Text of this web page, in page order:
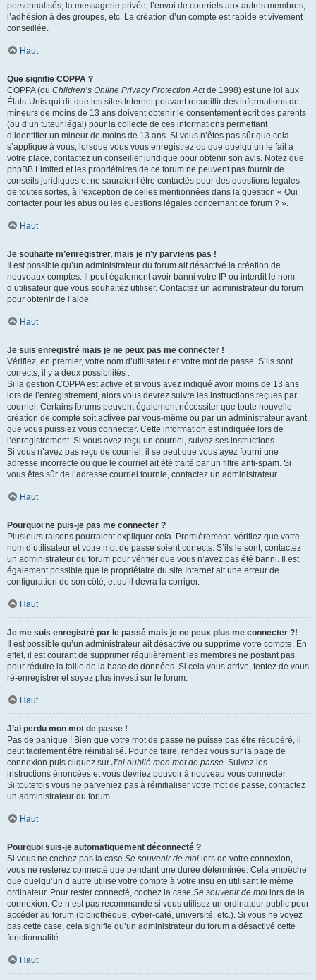
personnalisés, la messagerie privée, l’envoi de courriels aux autres membres,
l’adhésion à des groupes, etc. La création d’un compte est rapide et vivement
conseillée.
Haut
Que signifie COPPA ?
COPPA (ou Children’s Online Privacy Protection Actde 1998) est une loi aux
États-Unis qui dit que les sites Internet pouvant recueillir des informations de
mineurs de moins de 13 ans doivent obtenir le consentement écrit des parents
(ou d’un tuteur légal) pour la collecte de ces informations permettant
d’identifier un mineur de moins de 13 ans. Si vous n’êtes pas sûr que cela
s’applique à vous, lorsque vous vous enregistrez ou que quelqu’un le fait à
votre place, contactez un conseiller juridique pour obtenir son avis. Notez que
phpBB Limited et les propriétaires de ce forum ne peuvent pas fournir de
conseils juridiques et ne sauraient être contactés pour des questions légales
de toutes sortes, à l’exception de celles mentionnées dans la question « Qui
contacter pour les abus ou les questions légales concernant ce forum ? ».
Haut
Je souhaite m’enregistrer, mais je n’y parviens pas !
Il est possible qu’un administrateur du forum ait désactivé la création de
nouveaux comptes. Il peut également avoir banni votre IP ou interdit le nom
d’utilisateur que vous souhaitez utiliser. Contactez un administrateur du forum
pour obtenir de l’aide.
Haut
Je suis enregistré mais je ne peux pas me connecter !
Vérifiez, en premier, votre nom d’utilisateur et votre mot de passe. S’ils sont
corrects, il y a deux possibilités :
Si la gestion COPPA est active et si vous avez indiqué avoir moins de 13 ans
lors de l’enregistrement, alors vous devrez suivre les instructions reçues par
courriel. Certains forums peuvent également nécessiter que toute nouvelle
création de compte soit activée par vous-même ou par un administrateur avant
que vous puissiez vous connecter. Cette information est indiquée lors de
l’enregistrement. Si vous avez reçu un courriel, suivez ses instructions.
Si vous n’avez pas reçu de courriel, il se peut que vous ayez fourni une
adresse incorrecte ou que le courriel ait été traité par un filtre anti-spam. Si
vous êtes sûr de l’adresse courriel fournie, contactez un administrateur.
Haut
Pourquoi ne puis-je pas me connecter ?
Plusieurs raisons pourraient expliquer cela. Premièrement, vérifiez que votre
nom d’utilisateur et votre mot de passe soient corrects. S’ils le sont, contactez
un administrateur du forum pour vérifier que vous n’avez pas été banni. Il est
également possible que le propriétaire du site Internet ait une erreur de
configuration de son côté, et qu’il devra la corriger.
Haut
Je me suis enregistré par le passé mais je ne peux plus me connecter ?!
Il est possible qu’un administrateur ait désactivé ou supprimé votre compte. En
effet, il est courant de supprimer régulièrement les membres ne postant pas
pour réduire la taille de la base de données. Si cela vous arrive, tentez de vous
ré-enregistrer et soyez plus investi sur le forum.
Haut
J’ai perdu mon mot de passe !
Pas de panique ! Bien que votre mot de passe ne puisse pas être récupéré, il
peut facilement être réinitialisé. Pour ce faire, rendez vous sur la page de
connexion puis cliquez sur J’ai oublié mon mot de passe. Suivez les
instructions énoncées et vous devriez pouvoir à nouveau vous connecter.
Si toutefois vous ne parveniez pas à réinitialiser votre mot de passe, contactez
un administrateur du forum.
Haut
Pourquoi suis-je automatiquement déconnecté ?
Si vous ne cochez pas la case Se souvenir de moi lors de votre connexion,
vous ne resterez connecté que pendant une durée déterminée. Cela empêche
que quelqu’un d’autre utilise votre compte à votre insu en utilisant le même
ordinateur. Pour rester connecté, cochez la case Se souvenir de moi lors de la
connexion. Ce n’est pas recommandé si vous utilisez un ordinateur public pour
accéder au forum (bibliothèque, cyber-café, université, etc.). Si vous ne voyez
pas cette case, cela signifie qu’un administrateur du forum a désactivé cette
fonctionnalité.
Haut